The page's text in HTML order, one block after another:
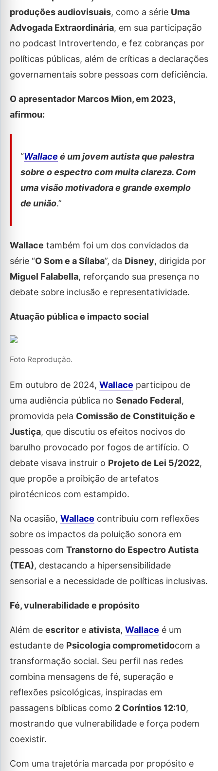
produções audiovisuais, como a série Uma
Advogada Extraordinária, em sua participação
no podcast Introvertendo, e fez cobranças por
políticas públicas, além de críticas a declarações
governamentais sobre pessoas com deficiência.
O apresentador Marcos Mion, em 2023,
afirmou:
“Wallace é um jovem autista que palestra
sobre o espectro com muita clareza. Com
uma visão motivadora e grande exemplo
de união.”
Wallace também foi um dos convidados da
série “O Som e a Sílaba”, da Disney, dirigida por
Miguel Falabella, reforçando sua presença no
debate sobre inclusão e representatividade.
Atuação pública e impacto social
Foto Reprodução.
Em outubro de 2024, Wallace participou de
uma audiência pública no Senado Federal,
promovida pela Comissão de Constituição e
Justiça, que discutiu os efeitos nocivos do
barulho provocado por fogos de artifício. O
debate visava instruir o Projeto de Lei 5/2022,
que propõe a proibição de artefatos
pirotécnicos com estampido.
Na ocasião, Wallace contribuiu com reflexões
sobre os impactos da poluição sonora em
pessoas com Transtorno do Espectro Autista
(TEA), destacando a hipersensibilidade
sensorial e a necessidade de políticas inclusivas.
Fé, vulnerabilidade e propósito
Além de escritor e ativista, Wallace é um
estudante de Psicologia comprometidocom a
transformação social. Seu perfil nas redes
combina mensagens de fé, superação e
reflexões psicológicas, inspiradas em
passagens bíblicas como 2 Coríntios 12:10,
mostrando que vulnerabilidade e força podem
coexistir.
Com uma trajetória marcada por propósito e